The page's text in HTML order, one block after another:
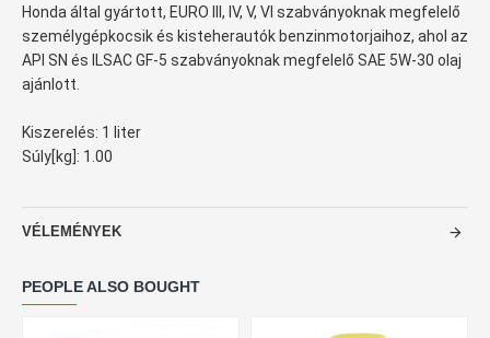
Honda által gyártott, EURO III, IV, V, VI szabványoknak megfelelő
személygépkocsik és kisteherautók benzinmotorjaihoz, ahol az
API SN és ILSAC GF-5 szabványoknak megfelelő SAE 5W-30 olaj
ajánlott.
Kiszerelés: 1 liter
Súly[kg]: 1.00
VÉLEMÉNYEK
PEOPLE ALSO BOUGHT